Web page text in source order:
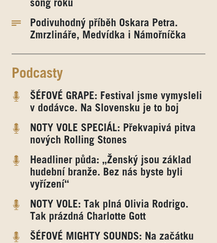
song roku
Podivuhodný příběh Oskara Petra.
Zmrzlináře, Medvídka i Námořníčka
Podcasty
ŠÉFOVÉ GRAPE: Festival jsme vymysleli
v dodávce. Na Slovensku je to boj
NOTY VOLE SPECIÁL: Překvapivá pitva
nových Rolling Stones
Headliner půda: „Ženský jsou základ
hudební branže. Bez nás byste byli
vyřízení“
NOTY VOLE: Tak plná Olivia Rodrigo.
Tak prázdná Charlotte Gott
ŠÉFOVÉ MIGHTY SOUNDS: Na začátku